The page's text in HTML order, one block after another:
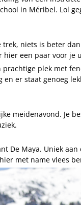
in Méribel. Lol
niets is beter
hier een paar voor je
plek met
en er staat genoeg
meidenavond. Je
De Maya. Uniek
met name vlees